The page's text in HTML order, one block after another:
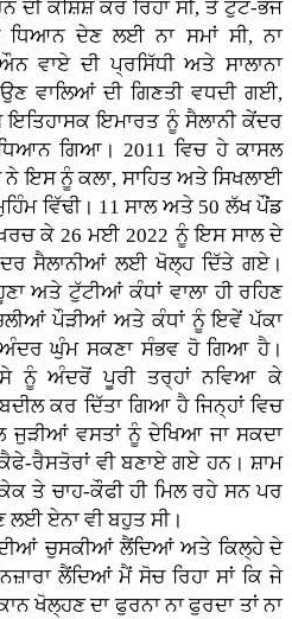
ਦੀ ਕੋਸ਼ਿਸ਼ ਕਰ ਰਿਹਾ ਸੀ, ਤੇ ਟੁੱਟ-ਭੱਜ
ਦੇਣ ਲਈ ਨਾ ਸਮਾਂ ਸੀ, ਨਾ
ਵਾਏ ਦੀ ਪ੍ਰਸਿੱਧੀ ਅਤੇ ਸਾਲਾਨਾ
ਵਾਲਿਆਂ ਦੀ ਗਿਣਤੀ ਵਧਦੀ ਗਈ,
ਇਮਾਰਤ ਨੂੰ ਸੈਲਾਨੀ ਕੇਂਦਰ
ਗਿਆ। 2011 ਵਿਚ ਹੇ ਕਾਸਲ
ਨੇ ਇਸ ਨੂੰ ਕਲਾ, ਸਾਹਿਤ ਅਤੇ ਸਿਖਲਾਈ
ਵਿੱਢੀ। 11 ਸਾਲ ਅਤੇ 50 ਲੱਖ ਪੌਂਡ
ਕੇ 26 ਮਈ 2022 ਨੂੰ ਇਸ ਸਾਲ ਦੇ
ਸੈਲਾਨੀਆਂ ਲਈ ਖੋਲ੍ਹ ਦਿੱਤੇ ਗਏ।
ਅਤੇ ਟੁੱਟੀਆਂ ਕੰਧਾਂ ਵਾਲਾ ਹੀ ਰਹਿਣ
ਪੌੜੀਆਂ ਅਤੇ ਕੰਧਾਂ ਨੂੰ ਇਵੇਂ ਪੱਕਾ
ਘੁੰਮ ਸਕਣਾ ਸੰਭਵ ਹੋ ਗਿਆ ਹੈ।
ਨੂੰ ਅੰਦਰੋਂ ਪੂਰੀ ਤਰ੍ਹਾਂ ਨਵਿਆ ਕੇ
ਕਰ ਦਿੱਤਾ ਗਿਆ ਹੈ ਜਿਨ੍ਹਾਂ ਵਿਚ
ਜੁੜੀਆਂ ਵਸਤਾਂ ਨੂੰ ਦੇਖਿਆ ਜਾ ਸਕਦਾ
ਰੈਸਤੋਰਾਂ ਵੀ ਬਣਾਏ ਗਏ ਹਨ। ਸ਼ਾਮ
ਤੇ ਚਾਹ-ਕੌਫੀ ਹੀ ਮਿਲ ਰਹੇ ਸਨ ਪਰ
ਏਨਾ ਵੀ ਬਹੁਤ ਸੀ।
ਚੁਸਕੀਆਂ ਲੈਂਦਿਆਂ ਅਤੇ ਕਿਲ੍ਹੇ ਦੇ
ਲੈਂਦਿਆਂ ਮੈਂ ਸੋਚ ਰਿਹਾ ਸਾਂ ਕਿ ਜੇ
ਖੋਲ੍ਹਣ ਦਾ ਫੁਰਨਾ ਨਾ ਫੁਰਦਾ ਤਾਂ ਨਾ